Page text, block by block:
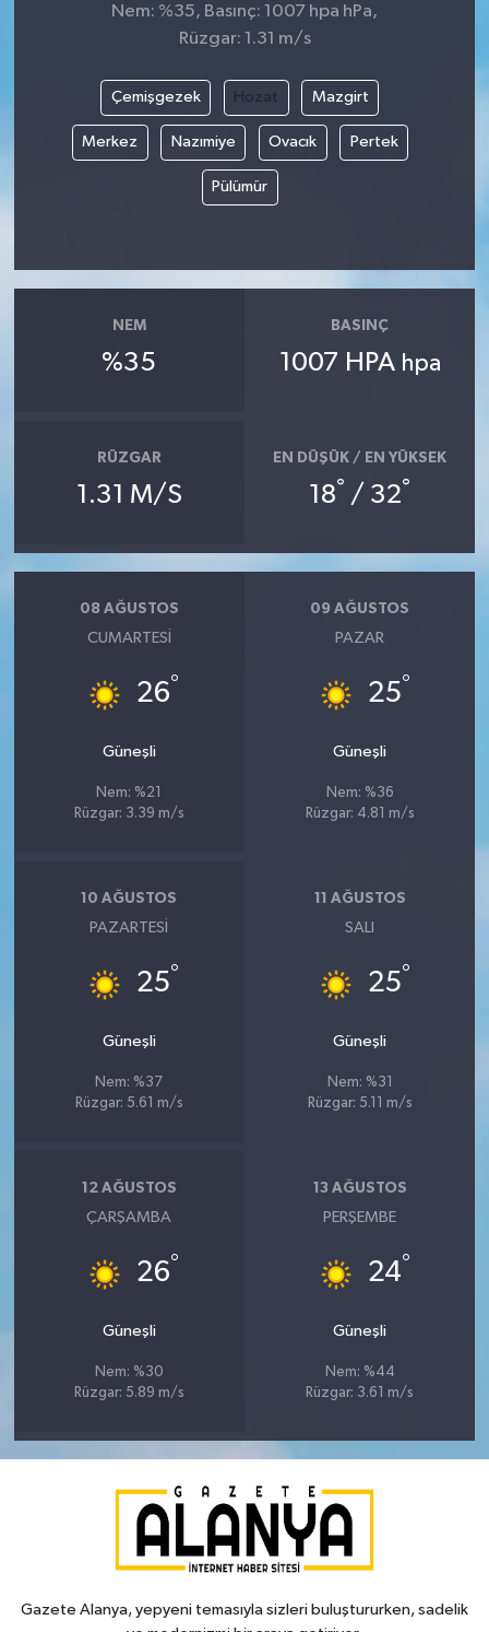
Nem: %35, Basınç: 1007 hpa hPa,
Rüzgar: 1.31 m/s
Çemişgezek Hozat Mazgirt
Merkez Nazımiye Ovacık Pertek
Pülümür
NEM
%35
BASINÇ
1007 HPA hpa
RÜZGAR
1.31 M/S
EN DÜŞÜK / EN YÜKSEK
18° / 32°
08 AĞUSTOS
CUMARTESI
26°
Güneşli
Nem: %21
Rüzgar: 3.39 m/s
09 AĞUSTOS
PAZAR
25°
Güneşli
Nem: %36
Rüzgar: 4.81 m/s
10 AĞUSTOS
PAZARTESI
25°
Güneşli
Nem: %37
Rüzgar: 5.61 m/s
11 AĞUSTOS
SALI
25°
Güneşli
Nem: %31
Rüzgar: 5.11 m/s
12 AĞUSTOS
ÇARŞAMBA
26°
Güneşli
Nem: %30
Rüzgar: 5.89 m/s
13 AĞUSTOS
PERŞEMBE
24°
Güneşli
Nem: %44
Rüzgar: 3.61 m/s
Gazete Alanya, yepyeni temasıyla sizleri buluştururken, sadelik